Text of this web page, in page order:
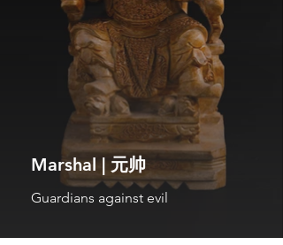
Marshal | 元帅
Guardians against evil